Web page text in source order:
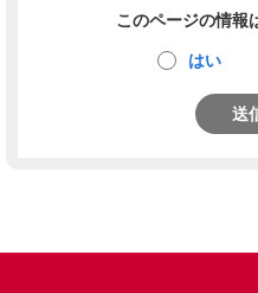
このページの情報
はい
送